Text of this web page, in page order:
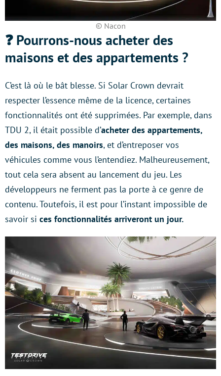
© Nacon
❓ Pourrons-nous acheter des
maisons et des appartements ?
C’est là où le bât blesse. Si Solar Crown devrait
respecter l’essence même de la licence, certaines
fonctionnalités ont été supprimées. Par exemple, dans
TDU 2, il était possible d’acheter des appartements,
des maisons, des manoirs, et d’entreposer vos
véhicules comme vous l’entendiez. Malheureusement,
tout cela sera absent au lancement du jeu. Les
développeurs ne ferment pas la porte à ce genre de
contenu. Toutefois, il est pour l’instant impossible de
savoir si ces fonctionnalités arriveront un jour.